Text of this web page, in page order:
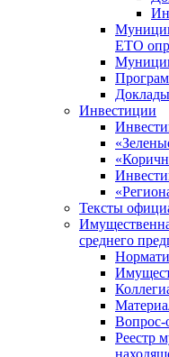
ЕТО
Доклады
Инвестиции
Тексты
среднего
Вопрос-
Реестр